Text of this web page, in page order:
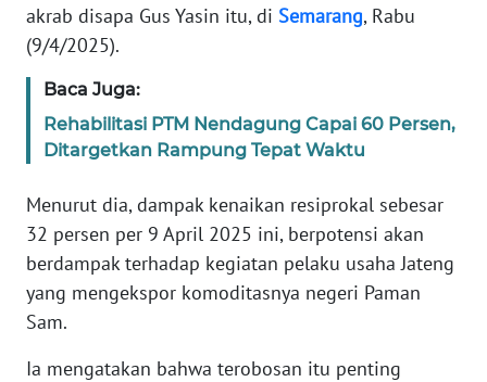
akrab disapa Gus Yasin itu, di Semarang, Rabu
(9/4/2025).
Baca Juga:
Rehabilitasi PTM Nendagung Capai 60 Persen,
Ditargetkan Rampung Tepat Waktu
Menurut dia, dampak kenaikan resiprokal sebesar
32 persen per 9 April 2025 ini, berpotensi akan
berdampak terhadap kegiatan pelaku usaha Jateng
yang mengekspor komoditasnya negeri Paman
Sam.
Ia mengatakan bahwa terobosan itu penting
KARIR
DISCLAIMER
Wahana
News
WN
SUMUT
WN